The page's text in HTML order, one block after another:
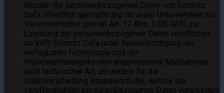
Wurden die personenbezogenen Daten von Schmitz
Sofa öffentlich gemacht und ist unser Unternehmen als
Verantwortlicher gemäß Art. 17 Abs. 1 DS-GVO zur
Löschung der personenbezogenen Daten verpflichtet,
so trifft Schmitz Sofa unter Berücksichtigung der
verfügbaren Technologie und der
Implementierungskosten angemessene Maßnahmen,
auch technischer Art, um andere für die
Datenverarbeitung Verantwortliche, welche die
veröffentlichten personenbezogenen Daten verarbeiten,